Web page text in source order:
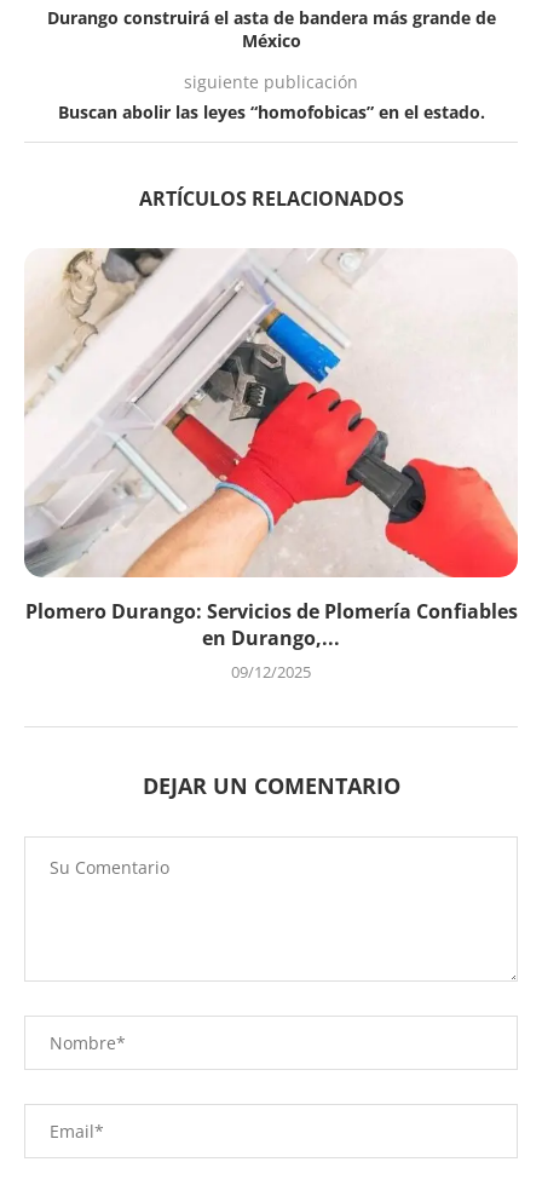
Durango construirá el asta de bandera más grande de
México
siguiente publicación
Buscan abolir las leyes “homofobicas” en el estado.
ARTÍCULOS RELACIONADOS
Plomero Durango: Servicios de Plomería Confiables
en Durango,...
09/12/2025
DEJAR UN COMENTARIO